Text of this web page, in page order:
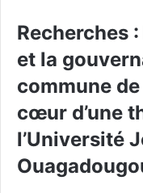
Recherches
et la
commune
cœur d’une
l’Université